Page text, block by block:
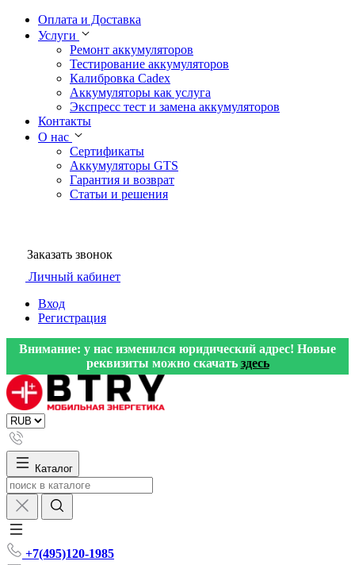
Оплата и Доставка
Услуги
Ремонт аккумуляторов
Тестирование аккумуляторов
Калибровка Cadex
Аккумуляторы как услуга
Экспресс тест и замена аккумуляторов
Контакты
О нас
Сертификаты
Аккумуляторы GTS
Гарантия и возврат
Статьи и решения
Заказать звонок
Личный кабинет
Вход
Регистрация
Внимание: у нас изменился юридический адрес! Новые
реквизиты можно скачать здесь
Каталог
+7(495)120-1985